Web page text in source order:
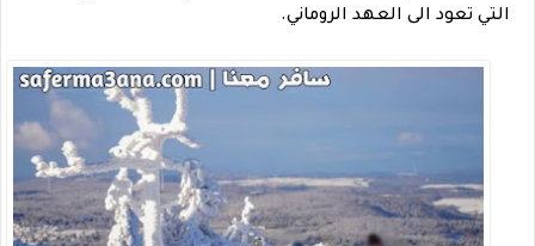
التي تعود الى العهد الروماني.